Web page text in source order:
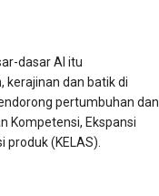
dasar AI itu
kerajinan dan batik di
pertumbuhan dan
Kompetensi, Ekspansi
produk (KELAS).